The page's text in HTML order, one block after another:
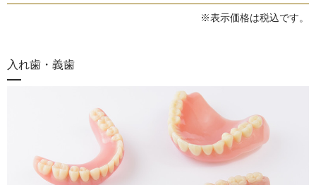
※表示価格は税込です。
入れ歯・義歯